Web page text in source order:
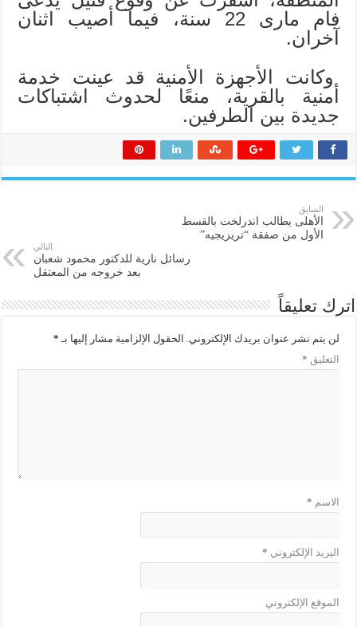
فام مارى 22 سنة، فيما أصيب اثنان
آخران.
وكانت الأجهزة الأمنية قد عينت خدمة
أمنية بالقرية، منعًا لحدوث اشتباكات
جديدة بين الطرفين.
السابق
الأهلى يطالب اندرلخت بالقسط
الأول من صفقة “تريزيجيه”
التالي
رسائل نارية للدكتور محمود شعبان
بعد خروجه من المعتقل
اترك تعليقاً
لن يتم نشر عنوان بريدك الإلكتروني. الحقول الإلزامية مشار إليها بـ *
التعليق *
الاسم *
البريد الإلكتروني *
الموقع الإلكتروني